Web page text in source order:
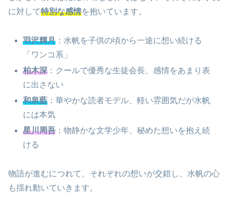
に対して特別な感情を抱いています。
羽沢輝月 ：水帆を子供の頃から一途に想い続ける
「ワンコ系」
柏木深 ：クールで優秀な生徒会長、感情をあまり表
に出さない
和泉藍 ：華やかな読者モデル、軽い雰囲気だが水帆
には本気
星川周吾 ：物静かな文学少年、秘めた想いを抱え続
ける
物語が進むにつれて、それぞれの想いが交錯し、水帆の心
も揺れ動いていきます。